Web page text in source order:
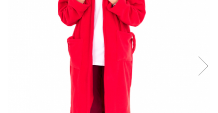
Halate medicale femei
Halate medicale barbati
Halate medicale P2 cu fluturas
Halate medicale cu nasturi
Halate medicale cu fermoar
Halate medicale polar - unisex
Halate medicale albe